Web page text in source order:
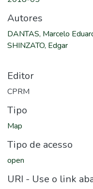
Autores
DANTAS, Marcelo
SHINZATO, Edgar
Editor
CPRM
Tipo
Map
Tipo de acesso
open
URI - Use o link